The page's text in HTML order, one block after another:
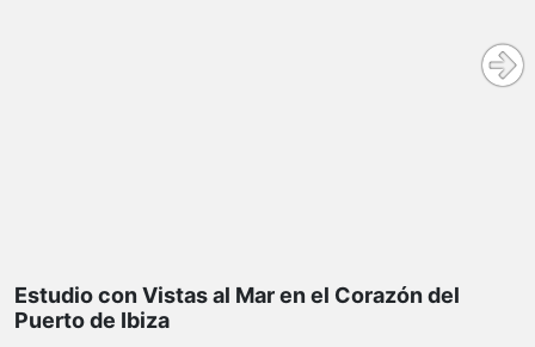
Estudio con Vistas al Mar en el Corazón del
Puerto de Ibiza